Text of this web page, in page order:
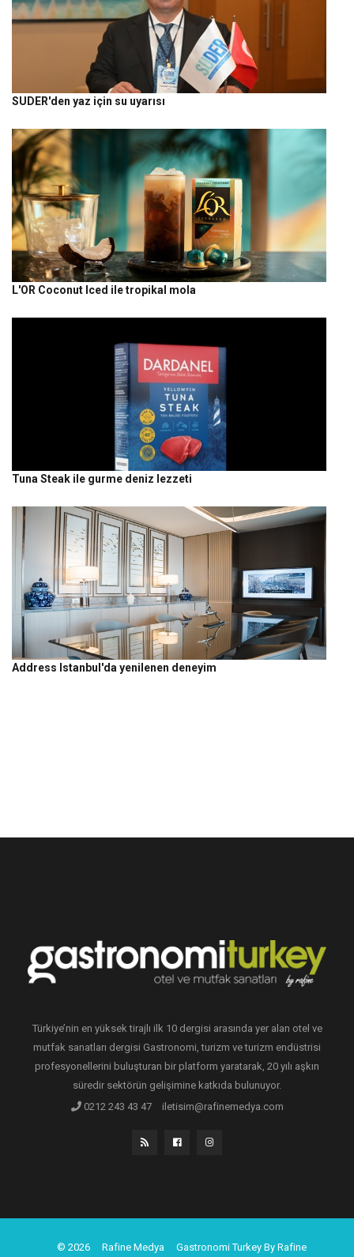
SUDER'den yaz için su uyarısı
L'OR Coconut Iced ile tropikal mola
Tuna Steak ile gurme deniz lezzeti
Address Istanbul'da yenilenen deneyim
Türkiye’nin en yüksek tirajlı ilk 10 dergisi arasında yer alan otel ve
mutfak sanatları dergisi Gastronomi, turizm ve turizm endüstrisi
profesyonellerini buluşturan bir platform yaratarak, 20 yılı aşkın
süredir sektörün gelişimine katkıda bulunuyor.
0212 243 43 47
iletisim@rafinemedya.com
© 2026 Rafine Medya Gastronomi Turkey By Rafine